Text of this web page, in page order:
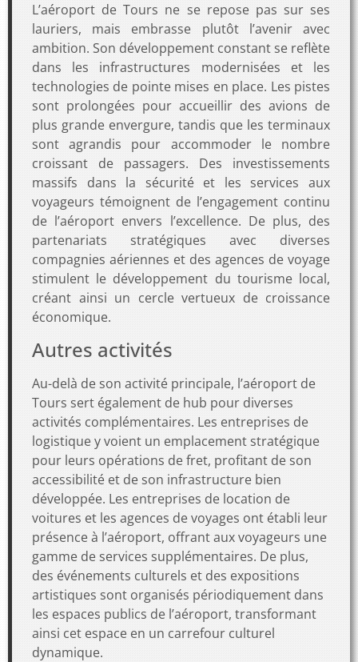
L’aéroport de Tours ne se repose pas sur ses
lauriers, mais embrasse plutôt l’avenir avec
ambition. Son développement constant se reflète
dans les infrastructures modernisées et les
technologies de pointe mises en place. Les pistes
sont prolongées pour accueillir des avions de
plus grande envergure, tandis que les terminaux
sont agrandis pour accommoder le nombre
croissant de passagers. Des investissements
massifs dans la sécurité et les services aux
voyageurs témoignent de l’engagement continu
de l’aéroport envers l’excellence. De plus, des
partenariats stratégiques avec diverses
compagnies aériennes et des agences de voyage
stimulent le développement du tourisme local,
créant ainsi un cercle vertueux de croissance
économique.
Autres activités
Au-delà de son activité principale, l’aéroport de
Tours sert également de hub pour diverses
activités complémentaires. Les entreprises de
logistique y voient un emplacement stratégique
pour leurs opérations de fret, profitant de son
accessibilité et de son infrastructure bien
développée. Les entreprises de location de
voitures et les agences de voyages ont établi leur
présence à l’aéroport, offrant aux voyageurs une
gamme de services supplémentaires. De plus,
des événements culturels et des expositions
artistiques sont organisés périodiquement dans
les espaces publics de l’aéroport, transformant
ainsi cet espace en un carrefour culturel
dynamique.